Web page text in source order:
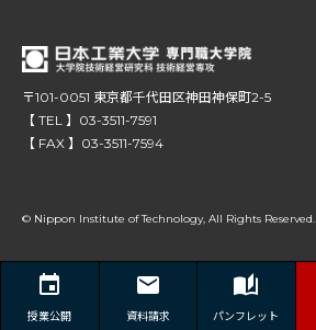
〒101-0051 東京都千代田区神田神保町2-5
【 TEL 】03-3511-7591
【 FAX 】03-3511-7594
© Nippon Institute of Technology, All Rights Reserved.
授業公開 資料請求 パンフレット